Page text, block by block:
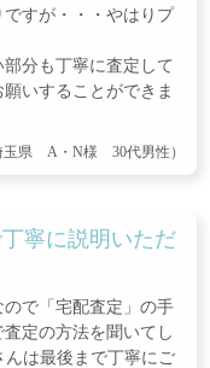
すが・・・やはりプ
分も丁寧に査定して
いすることができま
玉県 A・N様 30代男性）
寧に説明いただ
で「宅配査定」の手
定の方法を聞いてし
んは最後まで丁寧にご